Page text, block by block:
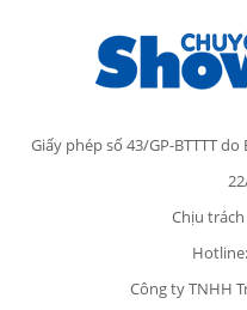
Giấy phép số 43/GP-BTTTT
Chịu
Công ty TNHH